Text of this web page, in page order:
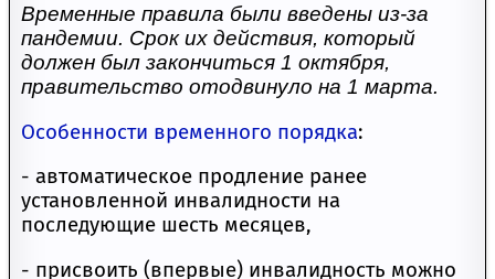
Временные правила были введены из-за
пандемии. Срок их действия, который
должен был закончиться 1 октября,
правительство отодвинуло на 1 марта.
Особенности временного порядка:
- автоматическое продление ранее
установленной инвалидности на
последующие шесть месяцев,
- присвоить (впервые) инвалидность можно